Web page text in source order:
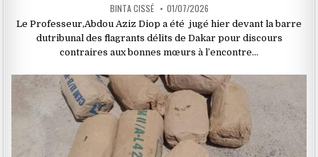
BINTA CISSÉ 01/07/2026
Le Professeur,Abdou Aziz Diop a été jugé hier devant la barre
dutribunal des flagrants délits de Dakar pour discours
contraires aux bonnes mœurs à l’encontre…